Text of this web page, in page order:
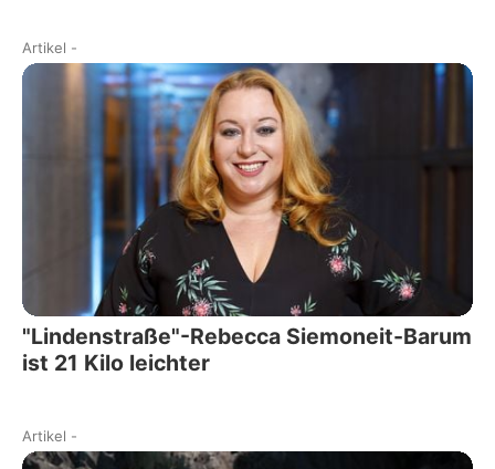
Artikel -
"Lindenstraße"-Rebecca Siemoneit-Barum
ist 21 Kilo leichter
Artikel -